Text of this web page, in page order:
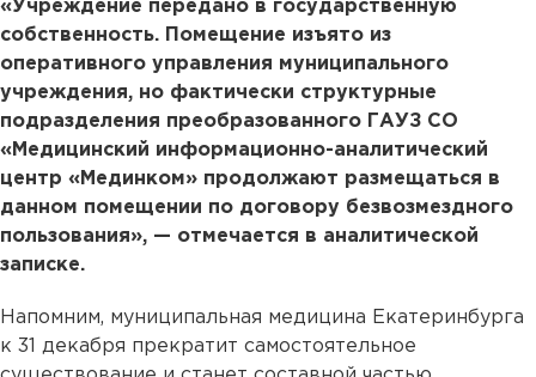
«Учреждение передано в государственную
собственность. Помещение изъято из
оперативного управления муниципального
учреждения, но фактически структурные
подразделения преобразованного ГАУЗ СО
«Медицинский информационно-аналитический
центр «Мединком» продолжают размещаться в
данном помещении по договору безвозмездного
пользования», — отмечается в аналитической
записке.
Напомним, муниципальная медицина Екатеринбурга
к 31 декабря прекратит самостоятельное